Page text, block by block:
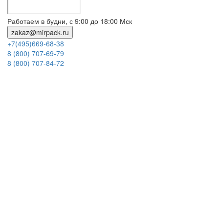
Работаем в будни, с 9:00 до 18:00 Мск
zakaz@mirpack.ru
+7(495)669-68-38
8 (800) 707-69-79
8 (800) 707-84-72